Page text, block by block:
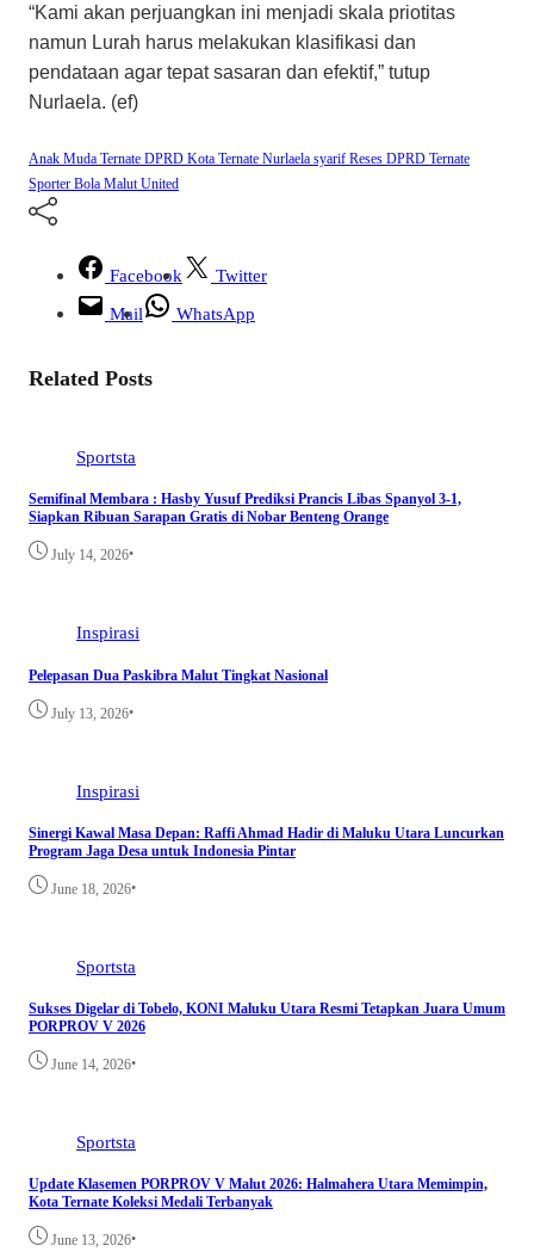
“Kami akan perjuangkan ini menjadi skala priotitas
namun Lurah harus melakukan klasifikasi dan
pendataan agar tepat sasaran dan efektif,” tutup
Nurlaela. (ef)
Anak Muda Ternate DPRD Kota Ternate Nurlaela syarif Reses DPRD Ternate
Sporter Bola Malut United
Facebook
Twitter
Mail
WhatsApp
Related Posts
Sportsta
Semifinal Membara : Hasby Yusuf Prediksi Prancis Libas Spanyol 3-1,
Siapkan Ribuan Sarapan Gratis di Nobar Benteng Orange
July 14, 2026•
Inspirasi
Pelepasan Dua Paskibra Malut Tingkat Nasional
July 13, 2026•
Inspirasi
Sinergi Kawal Masa Depan: Raffi Ahmad Hadir di Maluku Utara Luncurkan
Program Jaga Desa untuk Indonesia Pintar
June 18, 2026•
Sportsta
Sukses Digelar di Tobelo, KONI Maluku Utara Resmi Tetapkan Juara Umum
PORPROV V 2026
June 14, 2026•
Sportsta
Update Klasemen PORPROV V Malut 2026: Halmahera Utara Memimpin,
Kota Ternate Koleksi Medali Terbanyak
June 13, 2026•